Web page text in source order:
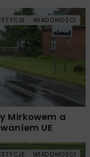
WIADOMOŚCI
Mirkowem a
UE
WIADOMOŚCI